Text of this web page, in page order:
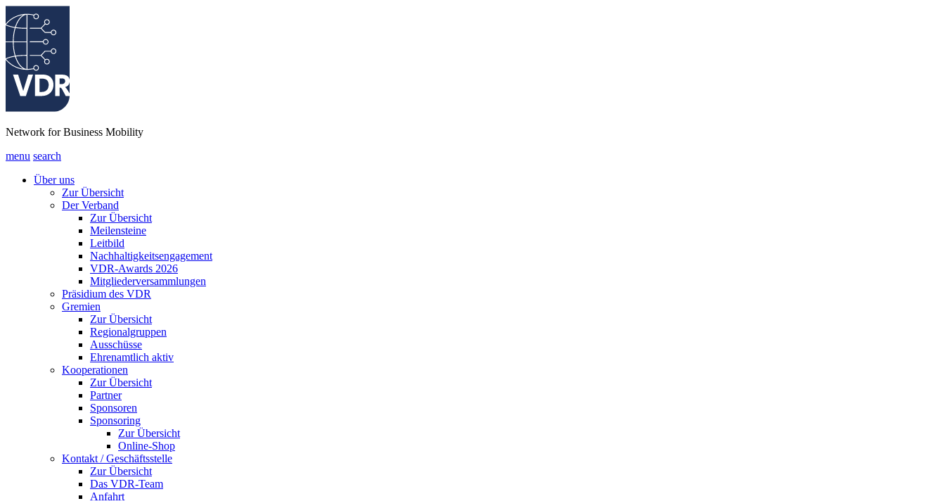
Network for Business Mobility
menu search
Über uns
Zur Übersicht
Der Verband
Zur Übersicht
Meilensteine
Leitbild
Nachhaltigkeitsengagement
VDR-Awards 2026
Mitgliederversammlungen
Präsidium des VDR
Gremien
Zur Übersicht
Regionalgruppen
Ausschüsse
Ehrenamtlich aktiv
Kooperationen
Zur Übersicht
Partner
Sponsoren
Sponsoring
Zur Übersicht
Online-Shop
Kontakt / Geschäftsstelle
Zur Übersicht
Das VDR-Team
Anfahrt